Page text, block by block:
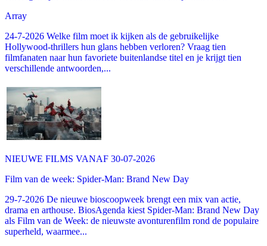
Array
24-7-2026 Welke film moet ik kijken als de gebruikelijke
Hollywood-thrillers hun glans hebben verloren? Vraag tien
filmfanaten naar hun favoriete buitenlandse titel en je krijgt tien
verschillende antwoorden,...
NIEUWE FILMS VANAF 30-07-2026
Film van de week: Spider-Man: Brand New Day
29-7-2026 De nieuwe bioscoopweek brengt een mix van actie,
drama en arthouse. BiosAgenda kiest Spider-Man: Brand New Day
als Film van de Week: de nieuwste avonturenfilm rond de populaire
superheld, waarmee...